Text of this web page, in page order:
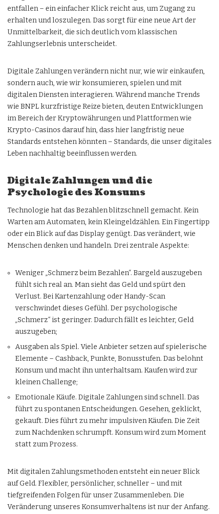
entfallen – ein einfacher Klick reicht aus, um Zugang zu
erhalten und loszulegen. Das sorgt für eine neue Art der
Unmittelbarkeit, die sich deutlich vom klassischen
Zahlungserlebnis unterscheidet.
Digitale Zahlungen verändern nicht nur, wie wir einkaufen,
sondern auch, wie wir konsumieren, spielen und mit
digitalen Diensten interagieren. Während manche Trends
wie BNPL kurzfristige Reize bieten, deuten Entwicklungen
im Bereich der Kryptowährungen und Plattformen wie
Krypto-Casinos darauf hin, dass hier langfristig neue
Standards entstehen könnten – Standards, die unser digitales
Leben nachhaltig beeinflussen werden.
Digitale Zahlungen und die
Psychologie des Konsums
Technologie hat das Bezahlen blitzschnell gemacht. Kein
Warten am Automaten, kein Kleingeldzählen. Ein Fingertipp
oder ein Blick auf das Display genügt. Das verändert, wie
Menschen denken und handeln. Drei zentrale Aspekte:
Weniger „Schmerz beim Bezahlen“. Bargeld auszugeben
fühlt sich real an. Man sieht das Geld und spürt den
Verlust. Bei Kartenzahlung oder Handy-Scan
verschwindet dieses Gefühl. Der psychologische
„Schmerz“ ist geringer. Dadurch fällt es leichter, Geld
auszugeben;
Ausgaben als Spiel. Viele Anbieter setzen auf spielerische
Elemente – Cashback, Punkte, Bonusstufen. Das belohnt
Konsum und macht ihn unterhaltsam. Kaufen wird zur
kleinen Challenge;
Emotionale Käufe. Digitale Zahlungen sind schnell. Das
führt zu spontanen Entscheidungen. Gesehen, geklickt,
gekauft. Dies führt zu mehr impulsiven Käufen. Die Zeit
zum Nachdenken schrumpft. Konsum wird zum Moment
statt zum Prozess.
Mit digitalen Zahlungsmethoden entsteht ein neuer Blick
auf Geld. Flexibler, persönlicher, schneller – und mit
tiefgreifenden Folgen für unser Zusammenleben. Die
Veränderung unseres Konsumverhaltens ist nur der Anfang.